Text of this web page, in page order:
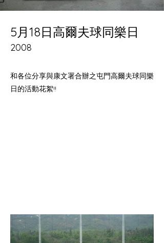
5月18日高爾夫球同樂日
2008
和各位分享與康文署合辦之屯門高爾夫球同樂
日的活動花絮!!